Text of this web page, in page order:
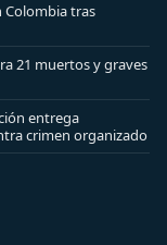
Colombia tras
entrega
crimen organizado